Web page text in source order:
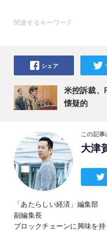
関連するキーワード
米控訴裁、
懐疑的
シェア
この記
大津
「あたらしい経済」編集部
副編集長
ブロックチェーンに興味を